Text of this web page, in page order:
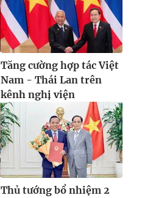
Tăng cường hợp tác Việt
Nam - Thái Lan trên
kênh nghị viện
Thủ tướng bổ nhiệm 2